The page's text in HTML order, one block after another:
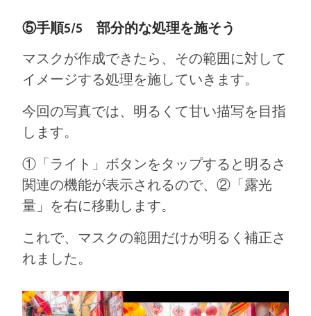
⑤手順5/5 部分的な処理を施そう
マスクが作成できたら、その範囲に対して
イメージする処理を施していきます。
今回の写真では、明るくて甘い描写を目指
します。
①「ライト」ボタンをタップすると明るさ
関連の機能が表示されるので、②「露光
量」を右に移動します。
これで、マスクの範囲だけが明るく補正さ
れました。